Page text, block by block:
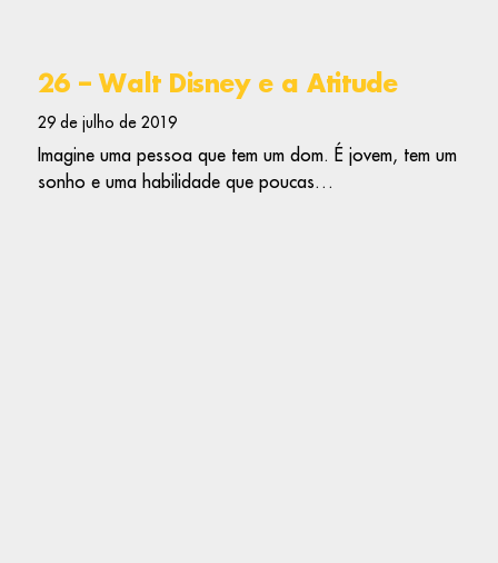
26 – Walt Disney e a Atitude
29 de julho de 2019
Imagine uma pessoa que tem um dom. É jovem, tem um
sonho e uma habilidade que poucas…